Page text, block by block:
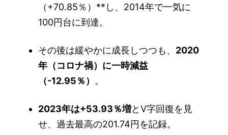
（+70.85％）**し、2014年で一気に
100円台に到達。
その後は緩やかに成長しつつも、 2020
年（コロナ禍）に一時減益
（-12.95％） 。
2023年は+53.93％増とV字回復を見
せ、過去最高の201.74円を記録。